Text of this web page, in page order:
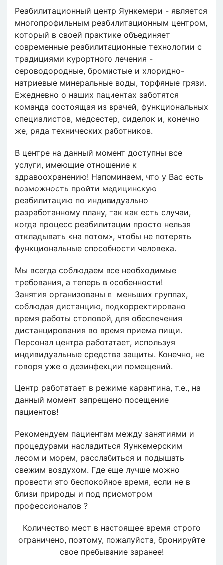
Реабилитационный центр Яункемери - является
многопрофильным реабилитационным центром,
который в своей практике объединяет
современные реабилитационные технологии с
традициями курортного лечения -
сероводородные, бромистые и хлоридно-
натриевые минеральные воды, торфяные грязи.
Ежедневно о наших пациентах заботятся
команда состоящая из врачей, функциональных
специалистов, медсестер, сиделок и, конечно
же, ряда технических работников.
В центре на данный момент доступны все
услуги, имеющие отношение к
здравоохранению! Напоминаем, что у Вас есть
возможность пройти медицинскую
реабилитацию по индивидуально
разработанному плану, так как есть случаи,
когда процесс реабилитации просто нельзя
откладывать «на потом», чтобы не потерять
функциональные способности человека.
Мы всегда соблюдаем все необходимые
требования, а теперь в особенности!
Занятия организованы в меньших группах,
соблюдая дистанцию, подкорректировано
время работы столовой, для обеспечения
дистанцирования во время приема пищи.
Персонал центра работатает, используя
индивидуальные средства защиты. Конечно, не
говоря уже о дезинфекции помещений.
Центр работатает в режиме карантина, т.е., на
данный момент запрещено посещение
пациентов!
Рекомендуем пациентам между занятиями и
процедурами насладиться Яункемерским
лесом и морем, расслабиться и подышать
свежим воздухом. Где еще лучше можно
провести это беспокойное время, если не в
близи природы и под присмотром
профессионалов ?
Количество мест в настоящее время строго
ограничено, поэтому, пожалуйста, бронируйте
свое пребывание заранее!